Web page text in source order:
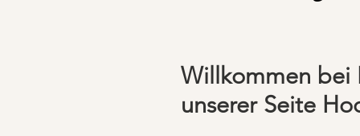
Willkommen bei
unserer Seite